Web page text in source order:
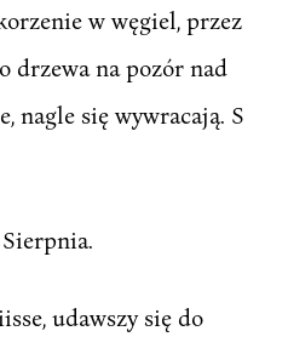
w węgiel, przez
drzewa na pozór nad
nagle się wywracają. S
udawszy się do